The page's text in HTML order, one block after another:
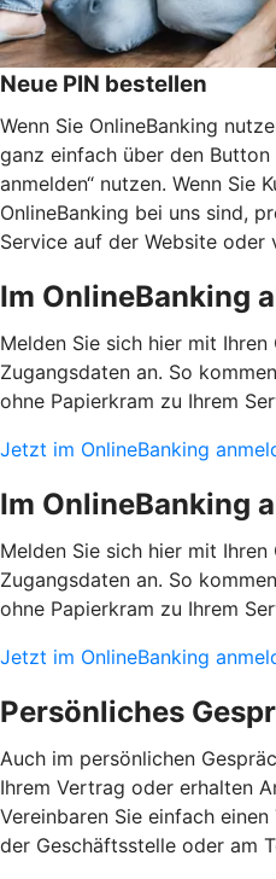
Neue PIN bestellen
Wenn Sie OnlineBanking
ganz einfach über den Button
anmelden“ nutzen. Wenn Sie
OnlineBanking bei uns sind,
Service auf der Website oder
Im OnlineBanking
Melden Sie sich hier mit Ihren
Zugangsdaten an. So
ohne Papierkram zu Ihrem
Jetzt im OnlineBanking
Im OnlineBanking
Melden Sie sich hier mit Ihren
Zugangsdaten an. So
ohne Papierkram zu Ihrem
Jetzt im OnlineBanking
Persönliches
Auch im persönlichen
Ihrem Vertrag oder erhalten
Vereinbaren Sie einfach
der Geschäftsstelle oder am